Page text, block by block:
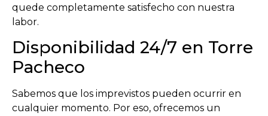
quede completamente satisfecho con nuestra
labor.
Disponibilidad 24/7 en Torre
Pacheco
Sabemos que los imprevistos pueden ocurrir en
cualquier momento. Por eso, ofrecemos un